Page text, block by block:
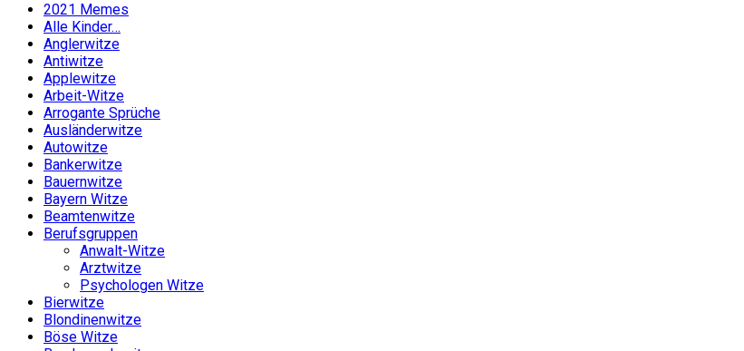
2021 Memes
Alle Kinder…
Anglerwitze
Antiwitze
Applewitze
Arbeit-Witze
Arrogante Sprüche
Ausländerwitze
Autowitze
Bankerwitze
Bauernwitze
Bayern Witze
Beamtenwitze
Berufsgruppen
Anwalt-Witze
Arztwitze
Psychologen Witze
Bierwitze
Blondinenwitze
Böse Witze